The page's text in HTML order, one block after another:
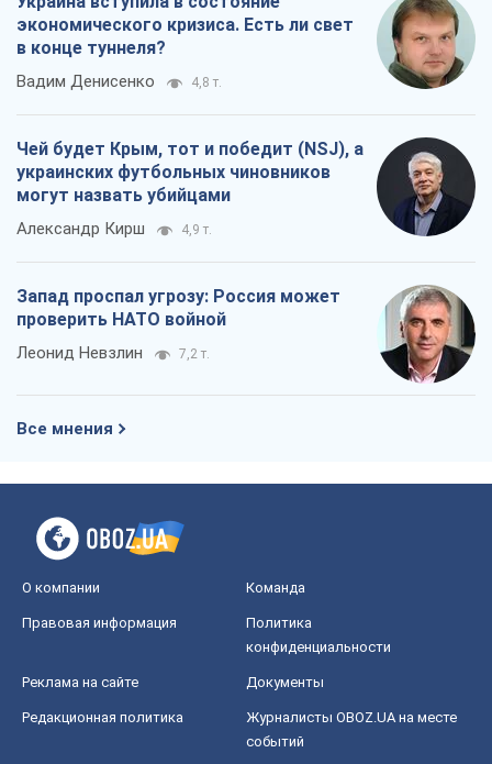
экономического кризиса. Есть ли свет
в конце туннеля?
Вадим Денисенко 4,8 т.
Чей будет Крым, тот и победит (NSJ), а
украинских футбольных чиновников
могут назвать убийцами
Александр Кирш 4,9 т.
Запад проспал угрозу: Россия может
проверить НАТО войной
Леонид Невзлин 7,2 т.
Все мнения
О компании Команда
Правовая информация
Политика
конфиденциальности
Реклама на сайте Документы
Редакционная политика
Журналисты OBOZ.UA на месте
событий